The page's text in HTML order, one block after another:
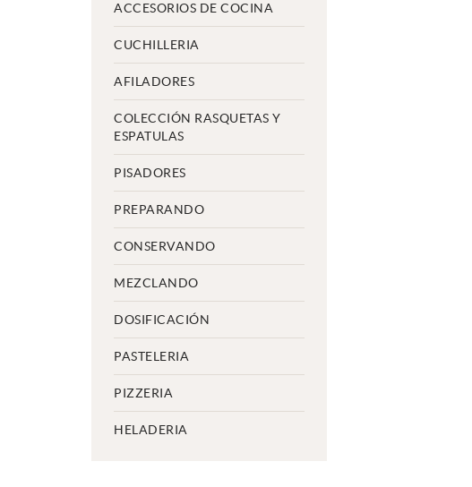
ACCESORIOS DE COCINA
CUCHILLERIA
AFILADORES
COLECCIÓN RASQUETAS Y
ESPATULAS
PISADORES
PREPARANDO
CONSERVANDO
MEZCLANDO
DOSIFICACIÓN
PASTELERIA
PIZZERIA
HELADERIA